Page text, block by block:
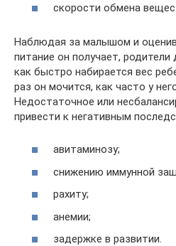
скорости обмена
Наблюдая за малышом и
питание он получает,
как быстро набирается вес
раз он мочится, как часто у
Недостаточное или
привести к негативным
авитаминозу;
снижению иммунной
рахиту;
анемии;
задержке в развитии.